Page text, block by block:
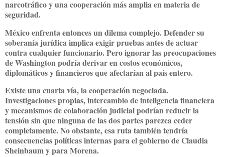
narcotráfico y una cooperación más amplia en materia de
seguridad.
México enfrenta entonces un dilema complejo. Defender su
soberanía jurídica implica exigir pruebas antes de actuar
contra cualquier funcionario. Pero ignorar las preocupaciones
de Washington podría derivar en costos económicos,
diplomáticos y financieros que afectarían al país entero.
Existe una cuarta vía, la cooperación negociada.
Investigaciones propias, intercambio de inteligencia financiera
y mecanismos de colaboración judicial podrían reducir la
tensión sin que ninguna de las dos partes parezca ceder
completamente. No obstante, esa ruta también tendría
consecuencias políticas internas para el gobierno de Claudia
Sheinbaum y para Morena.